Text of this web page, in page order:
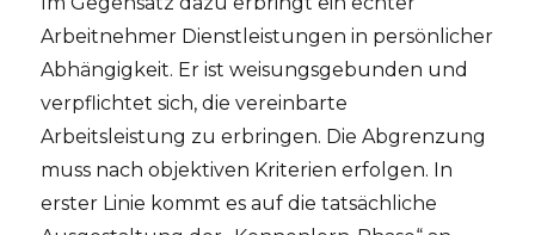
Arbeitnehmer Dienstleistungen in persönlicher
Abhängigkeit. Er ist weisungsgebunden und
verpflichtet sich, die vereinbarte
Arbeitsleistung zu erbringen. Die Abgrenzung
muss nach objektiven Kriterien erfolgen. In
erster Linie kommt es auf die tatsächliche